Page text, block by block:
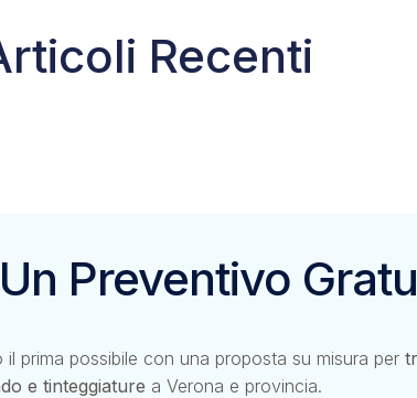
Recenti
Preventivo
prima possibile con una proposta su misura per
e tinteggiature a Verona e provincia.